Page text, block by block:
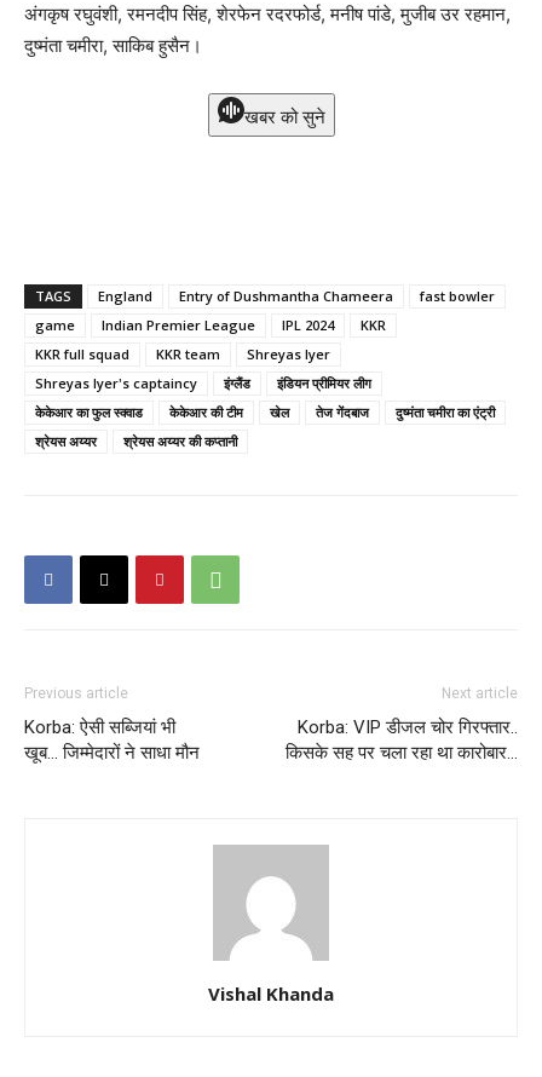
अंगकृष रघुवंशी, रमनदीप सिंह, शेरफेन रदरफोर्ड, मनीष पांडे, मुजीब उर रहमान,
दुष्मंता चमीरा, साकिब हुसैन।
खबर को सुने
TAGS England Entry of Dushmantha Chameera
fast bowler
game
Indian Premier League IPL 2024
KKR
KKR full squad
KKR team
Shreyas Iyer
Shreyas Iyer's captaincy
इंग्लैंड
इंडियन प्रीमियर लीग
केकेआर का फुल स्क्वाड
केकेआर की टीम खेल तेज गेंदबाज
दुष्मंता चमीरा का एंट्री
श्रेयस अय्यर
श्रेयस अय्यर की कप्तानी
Previous article
Korba: ऐसी सब्जियां भी
खूब… जिम्मेदारों ने साधा मौन
Next article
Korba: VIP डीजल चोर गिरफ्तार..
किसके सह पर चला रहा था कारोबार…
Vishal Khanda